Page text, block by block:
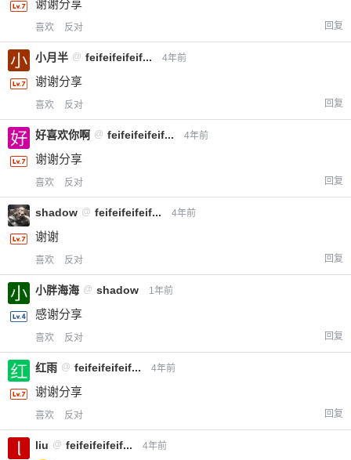
谢谢分享
喜欢 反对 回复
小月半 @ feifeifeifeif... 4年前
谢谢分享
喜欢 反对 回复
好喜欢你啊 @ feifeifeifeif... 4年前
谢谢分享
喜欢 反对 回复
shadow @ feifeifeifeif... 4年前
谢谢
喜欢 反对 回复
小胖海海 @ shadow 1年前
感谢分享
喜欢 反对 回复
红雨 @ feifeifeifeif... 4年前
谢谢分享
喜欢 反对 回复
liu @ feifeifeifeif... 4年前